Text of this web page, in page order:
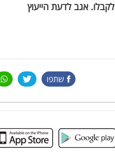
אגב לדעת הייעוץ
שתפו